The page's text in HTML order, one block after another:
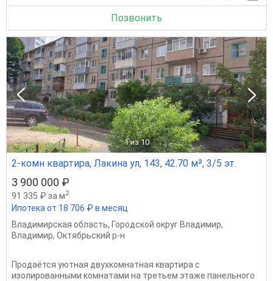
Позвонить
1 из 10
2-комн квартира, Лакина ул, 143, 42.70 м², 3/5 эт.
3 900 000 ₽
91 335 ₽ за м2
Ипотека от 18 706 ₽ в месяц
Владимирская область, Городской округ Владимир,
Владимир, Октябрьский р-н
Продаётся уютная двухкомнатная квартира с
изолированными комнатами на третьем этаже панельного